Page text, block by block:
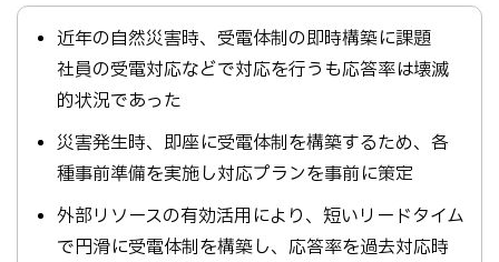
近年の自然災害時、受電体制の即時構築に課題
社員の受電対応などで対応を行うも応答率は壊滅
的状況であった
災害発生時、即座に受電体制を構築するため、各
種事前準備を実施し対応プランを事前に策定
外部リソースの有効活用により、短いリードタイム
で円滑に受電体制を構築し、応答率を過去対応時